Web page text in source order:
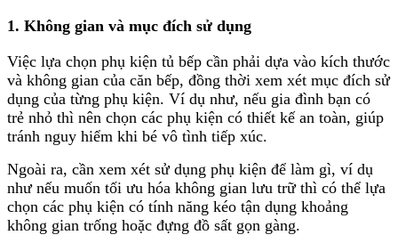
1. Không gian và mục đích sử dụng
Việc lựa chọn phụ kiện tủ bếp cần phải dựa vào kích thước
và không gian của căn bếp, đồng thời xem xét mục đích sử
dụng của từng phụ kiện. Ví dụ như, nếu gia đình bạn có
trẻ nhỏ thì nên chọn các phụ kiện có thiết kế an toàn, giúp
tránh nguy hiểm khi bé vô tình tiếp xúc.
Ngoài ra, cần xem xét sử dụng phụ kiện để làm gì, ví dụ
như nếu muốn tối ưu hóa không gian lưu trữ thì có thể lựa
chọn các phụ kiện có tính năng kéo tận dụng khoảng
không gian trống hoặc đựng đồ sất gọn gàng.